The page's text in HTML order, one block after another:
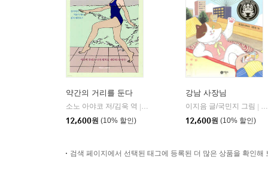
약간의 거리를 둔다
소노 아야코 저/김욱 역
책읽는고양이
12,600원 (10% 할인)
강남 사장님
이지음 글/국민지 그림
12,600원 (10% 할인)
검색 페이지에서 선택된 태그에 등록된 더 많은 상품을 확인해